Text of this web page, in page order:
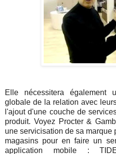
Elle nécessitera
globale de la relation avec
l'ajout d'une couche de
produit. Voyez Procter &
une servicisation de sa marque
magasins pour en faire un
application mobile :